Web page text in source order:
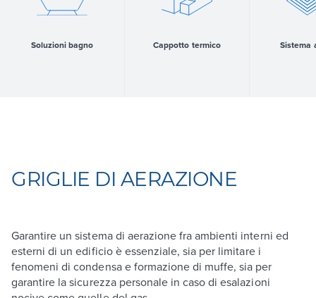
Soluzioni bagno Cappotto termico Sistema
GRIGLIE DI AERAZIONE
Garantire un sistema di aerazione fra ambienti interni ed
esterni di un edificio è essenziale, sia per limitare i
fenomeni di condensa e formazione di muffe, sia per
garantire la sicurezza personale in caso di esalazioni